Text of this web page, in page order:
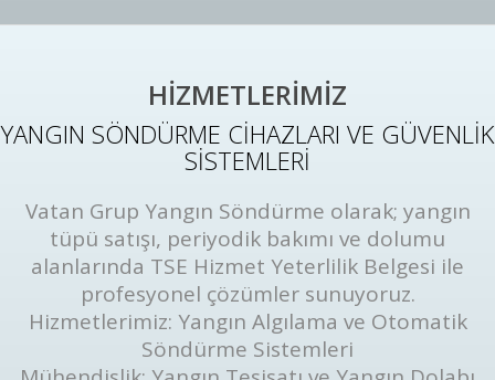
HİZMETLERİMİZ
YANGIN SÖNDÜRME CİHAZLARI VE GÜVENLİK
SİSTEMLERİ
Vatan Grup Yangın Söndürme olarak; yangın
tüpü satışı, periyodik bakımı ve dolumu
alanlarında TSE Hizmet Yeterlilik Belgesi ile
profesyonel çözümler sunuyoruz.
Hizmetlerimiz: Yangın Algılama ve Otomatik
Söndürme Sistemleri